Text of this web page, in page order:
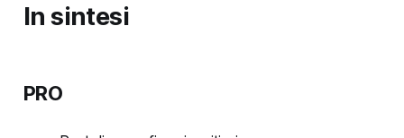
In sintesi
PRO